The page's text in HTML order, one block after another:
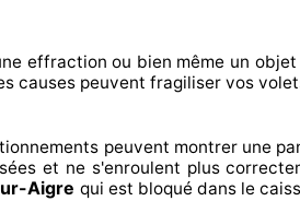
effraction ou bien même un objet
causes peuvent fragiliser vos
peuvent montrerune
et ne s'enroulent plus
Aigre qui est bloqué dans le